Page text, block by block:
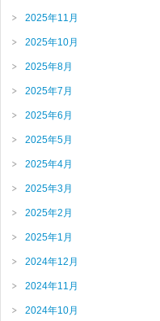
2025年11月
2025年10月
2025年8月
2025年7月
2025年6月
2025年5月
2025年4月
2025年3月
2025年2月
2025年1月
2024年12月
2024年11月
2024年10月